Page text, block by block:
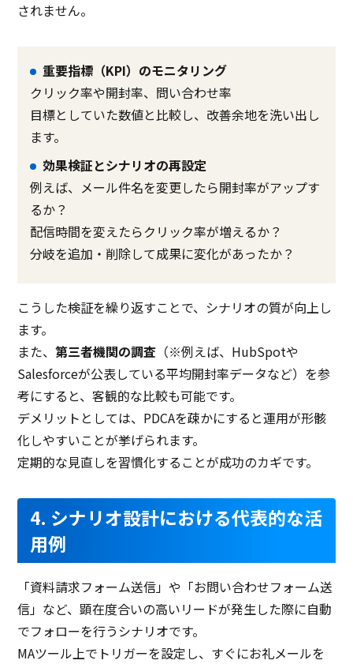
されません。
重要指標（KPI）のモニタリング
クリック率や開封率、問い合わせ率
目標としていた数値と比較し、改善余地を洗い出し
ます。
効果検証とシナリオの再設定
例えば、メール件名を変更したら開封率がアップす
るか？
配信時間を変えたらクリック率が増えるか？
分岐を追加・削除して成果に変化があったか？
こうした検証を繰り返すことで、シナリオの質が向上し
ます。
また、第三者機関の調査 （※例えば、HubSpotや
Salesforceが公表している平均開封率データなど）を参
考にすると、客観的な比較も可能です。
デメリットとしては、PDCAを疎かにすると運用が形骸
化しやすいことが挙げられます。
定期的な見直しを習慣化することが成功のカギです。
4. シナリオ設計における代表的な活
用例
「資料請求フォーム送信」や「お問い合わせフォーム送
信」など、顕在度合いの高いリードが発生した際に自動
でフォローを行うシナリオです。
MAツール上でトリガーを設定し、すぐにお礼メールを